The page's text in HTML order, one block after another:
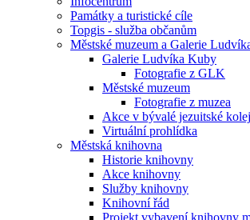
Památky a turistické cíle
Topgis - služba občanům
Městské muzeum a Galerie
Galerie Ludvíka Kuby
Fotografie z GLK
Městské muzeum
Fotografie z muzea
Akce v bývalé jezuitské
Virtuální prohlídka
Městská knihovna
Historie knihovny
Akce knihovny
Služby knihovny
Knihovní řád
Projekt vybavení knihovny